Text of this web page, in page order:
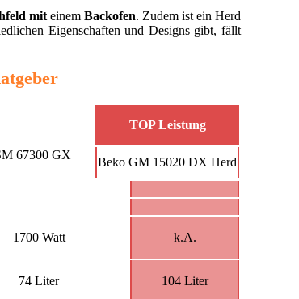
miteinem Backofen. Zudem ist ein Herd
Eigenschaften und Designs gibt, fällt
TOP Leistung
67300 GX
Beko GM 15020 DX Herd
1700 Watt k.A.
74 Liter 104 Liter